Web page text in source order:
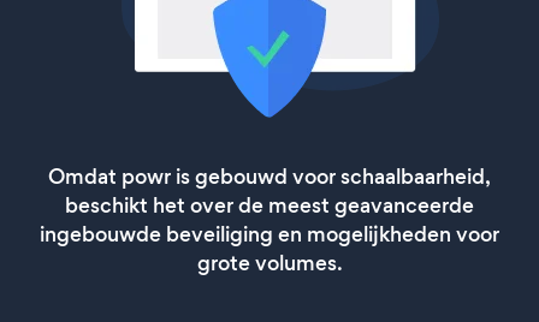
Omdat powr is gebouwd voor schaalbaarheid,
beschikt het over de meest geavanceerde
ingebouwde beveiliging en mogelijkheden voor
grote volumes.